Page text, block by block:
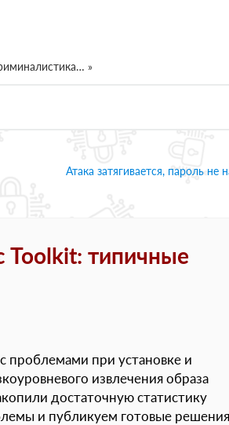
»
Атака затягивается, пароль не
Toolkit: типичные
проблемами при установке и
извлечения образа
достаточную статистику
и публикуем готовые